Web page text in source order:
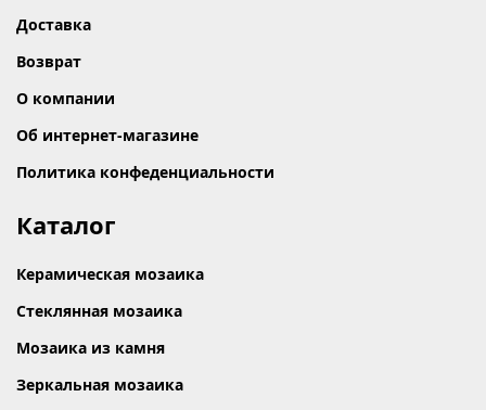
Доставка
Возврат
О компании
Об интернет-магазине
Политика конфеденциальности
Каталог
Керамическая мозаика
Стеклянная мозаика
Мозаика из камня
Зеркальная мозаика